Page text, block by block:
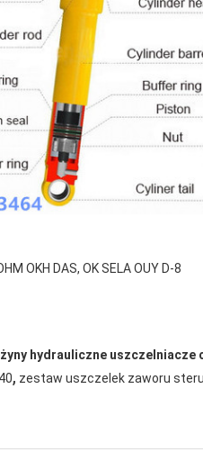
OKH DAS, OK SELA OUY D-8
hydrauliczne uszczelniacze
, zestaw uszczelek zaworu